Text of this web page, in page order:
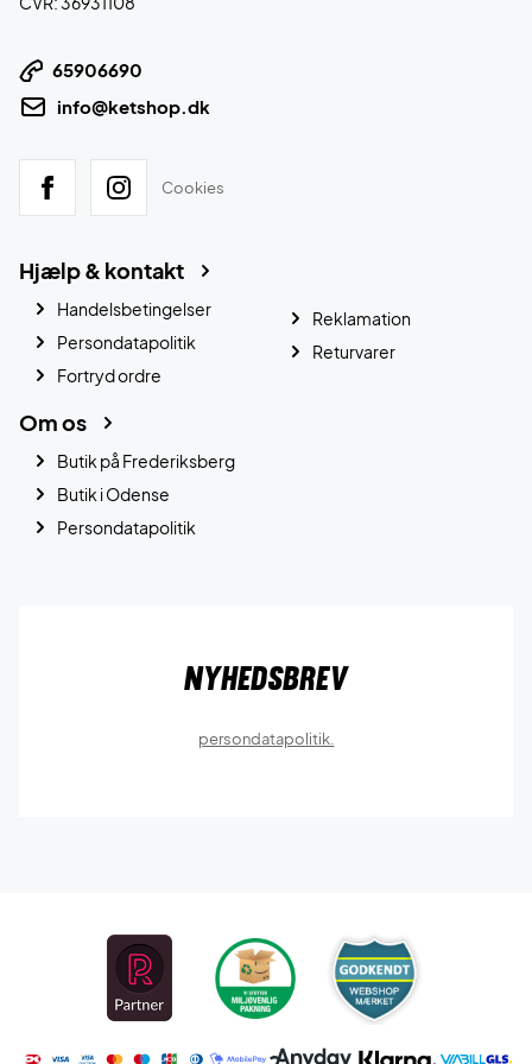
65906690
info@ketshop.dk
Cookies
Hjælp & kontakt
Handelsbetingelser
Persondatapolitik
Fortryd ordre
Reklamation
Returvarer
Om os
Butik på Frederiksberg
Butik i Odense
Persondatapolitik
Nyhedsbrev
persondatapolitik.